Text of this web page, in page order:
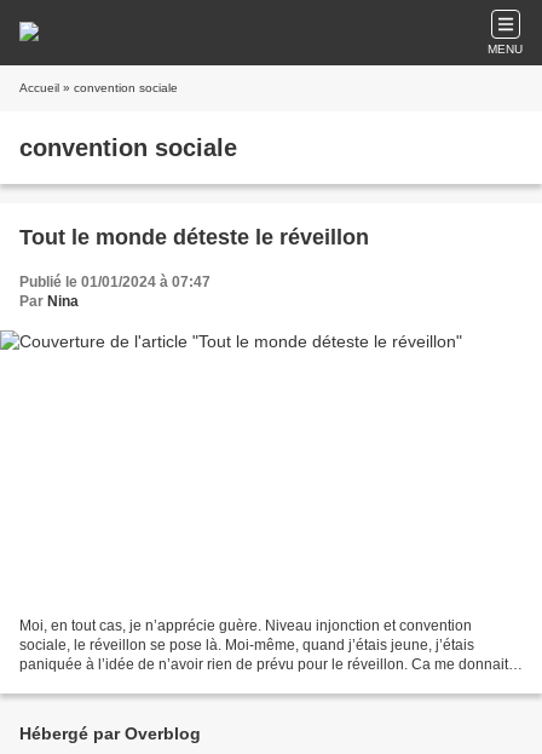
MENU
Accueil » convention sociale
convention sociale
Tout le monde déteste le réveillon
Publié le 01/01/2024 à 07:47
Par Nina
Moi, en tout cas, je n’apprécie guère. Niveau injonction et convention
sociale, le réveillon se pose là. Moi-même, quand j’étais jeune, j’étais
paniquée à l’idée de n’avoir rien de prévu pour le réveillon. Ca me donnait
Hébergé par Overblog